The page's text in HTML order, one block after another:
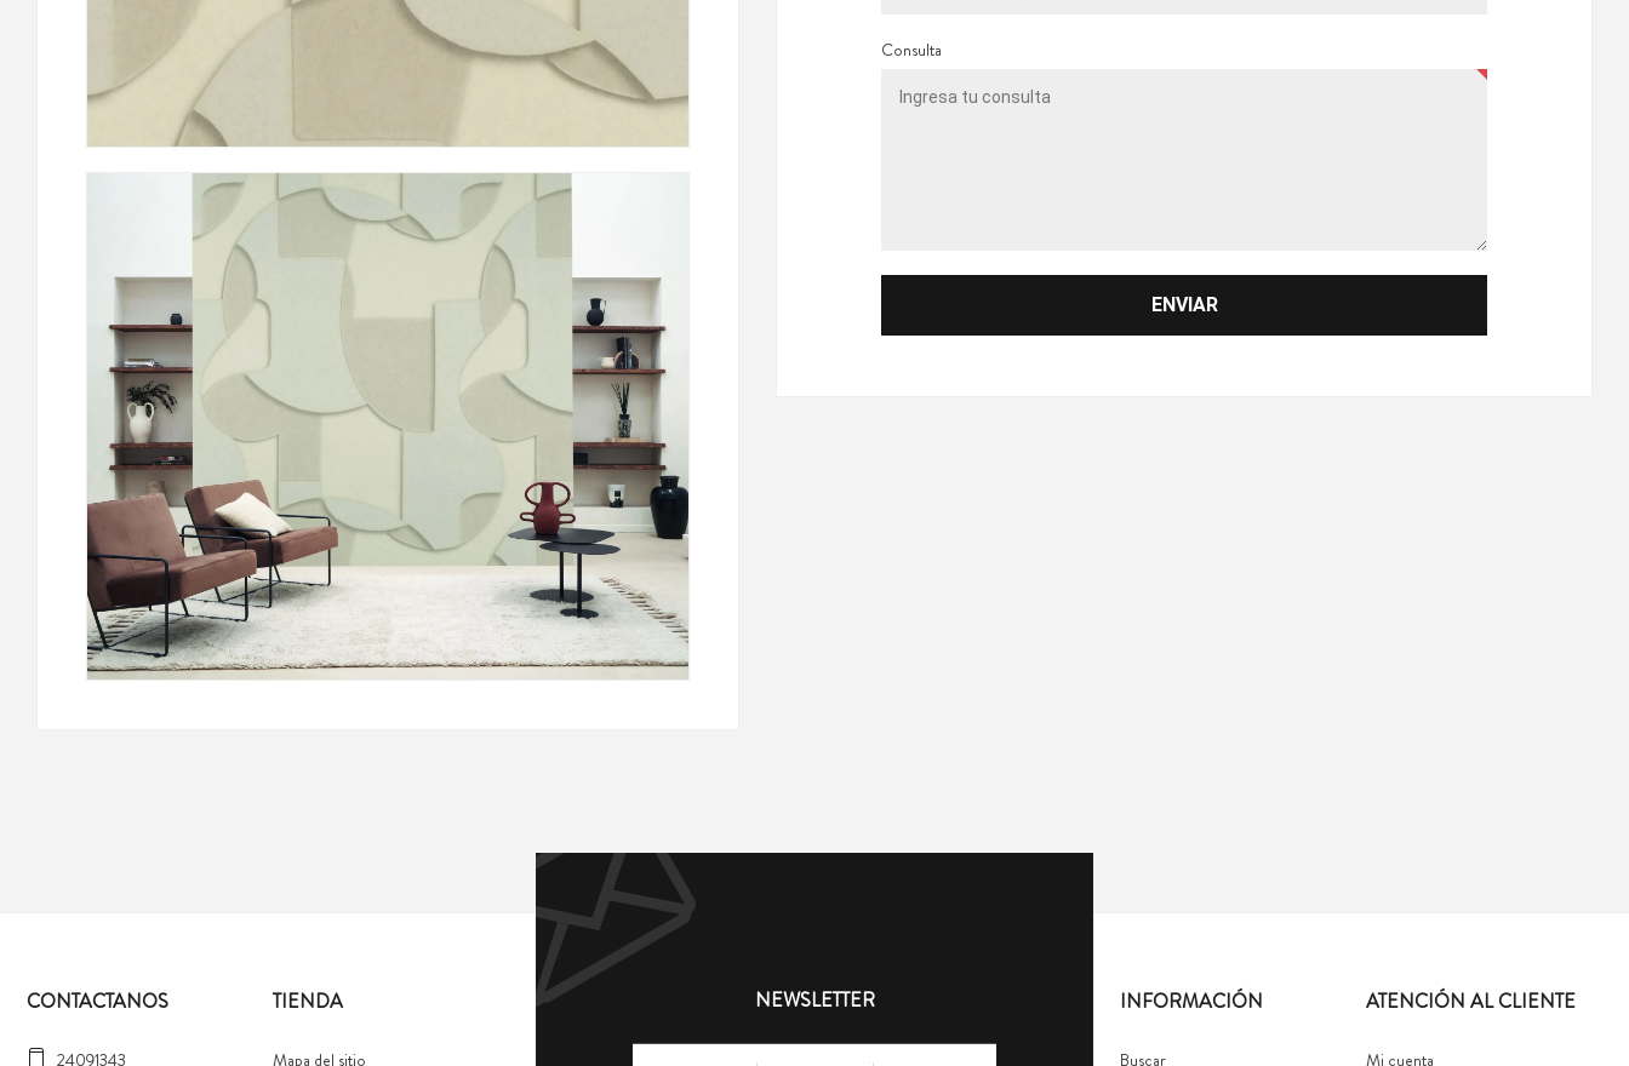
Consulta
NEWSLETTER
CONTACTANOS
24091343
TIENDA
Mapa del sitio
INFORMACIÓN
Buscar
ATENCIÓN AL CLIENTE
Mi cuenta